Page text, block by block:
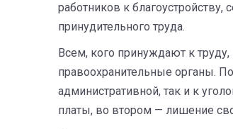
работников к
принудительного труда.
Всем, кого принуждают к
правоохранительные органы.
административной, так и к
платы, во втором — лишение